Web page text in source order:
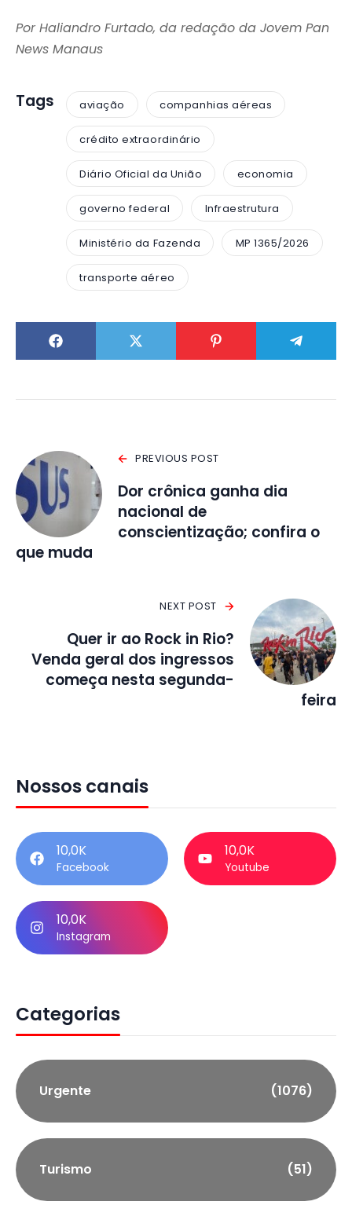
Por Haliandro Furtado, da redação da Jovem Pan
News Manaus
Tags aviação companhias aéreas
crédito extraordinário
Diário Oficial da União economia
governo federal Infraestrutura
Ministério da Fazenda MP 1365/2026
transporte aéreo
PREVIOUS POST
Dor crônica ganha dia
nacional de
conscientização; confira o
que muda
NEXT POST
Quer ir ao Rock in Rio?
Venda geral dos ingressos
começa nesta segunda-
feira
Nossos canais
10,0K
Facebook
10,0K
Youtube
10,0K
Instagram
Categorias
Urgente (1076)
Turismo (51)